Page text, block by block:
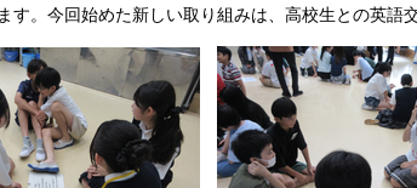
す。今回始めた新しい取り組みは、高校生との英語交